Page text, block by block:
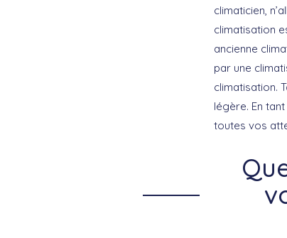
climaticien,
climatisation
ancienne
par une
climatisation.
légère. En
toutes vos